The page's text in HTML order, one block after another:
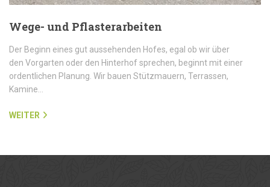
Wege- und Pflasterarbeiten
Der Beginn eines gut aussehenden Hofes, egal ob wir über
den Vorgarten oder den Hinterhof sprechen, beginnt mit einer
ordentlichen Planung. Wir bauen Stützmauern, Terrassen,
Kamine…
WEITER